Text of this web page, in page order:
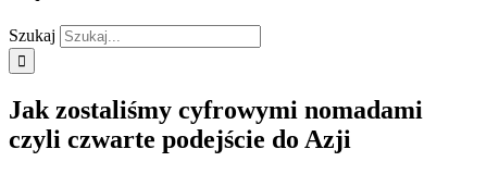
Szukaj
Jak zostaliśmy cyfrowymi nomadami
czyli czwarte podejście do Azji